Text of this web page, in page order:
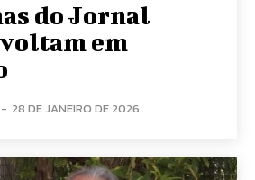
do Jornal
em
- 28 DE JANEIRO DE 2026